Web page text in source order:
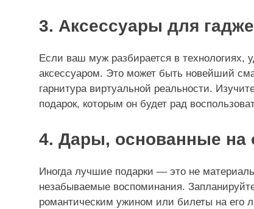
3. Аксессуары для
Если ваш муж разбирается в технологиях,
аксессуаром. Это может быть новейший
гарнитура виртуальной реальности.
подарок, которым он будет рад
4. Дары, основанные на
Иногда лучшие подарки — это не
незабываемые воспоминания.
романтическим ужином или билеты на его